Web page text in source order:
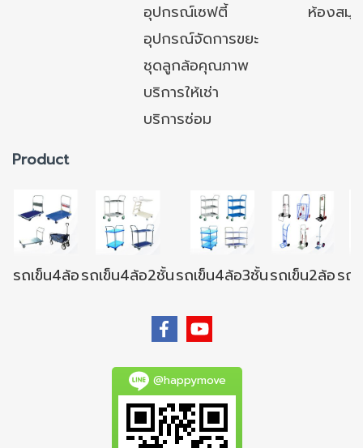
อุปกรณ์เซฟตี้
ห้องสมุ
อุปกรณ์จัดการขยะ
ชุดลูกล้อคุณภาพ
บริการให้เช่า
บริการซ่อม
Product
รถเข็น4ล้อรถเข็น4ล้อ2ชั้นรถเข็น4ล้อ3ชั้นรถเข็น2ล้อรถ
@happymove